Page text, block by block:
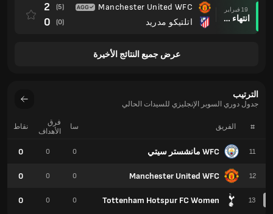
19 فبراير
انتهاء وقت المباراة
Manchester United WFC
اتلتيكو مدريد
(5)
2
(0)
0
عرض جميع النتائج الأخيرة
الترتيب
جدول دوري السوبر الإنجليزي للسيدات الحالي
# الفريق
11 WFC مانشستر سيتي
12
Manchester United WFC
13
Tottenham Hotspur FC Women
سا
فرق
الأهداف
نقاط
0
0
0
0
0
0
0
0
0